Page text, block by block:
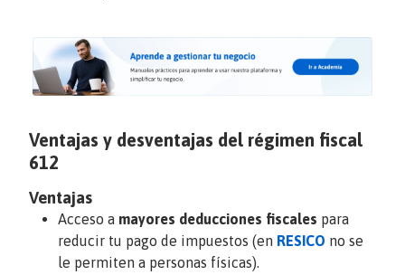
Ventajas y desventajas del régimen fiscal
612
Ventajas
Acceso a mayores deducciones fiscales para
reducir tu pago de impuestos (en RESICO no se
le permiten a personas físicas).